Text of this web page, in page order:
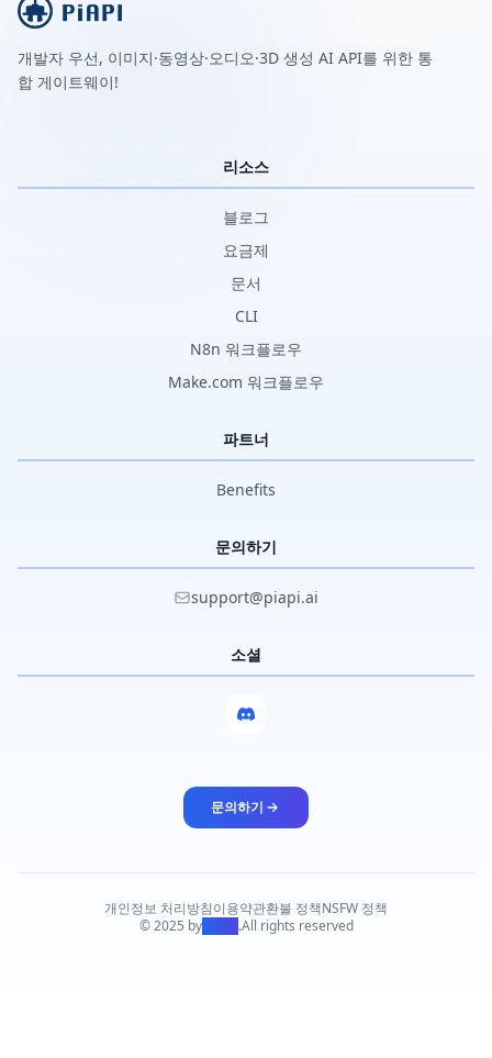
개발자 우선, 이미지·동영상·오디오·3D 생성 AI API를 위한 통
합 게이트웨이!
리소스
블로그
요금제
문서
CLI
N8n 워크플로우
Make.com 워크플로우
파트너
Benefits
문의하기
support@piapi.ai
소셜
문의하기
개인정보 처리방침이용약관환불 정책NSFW 정책
© 2025 byPiAPI .All rights reserved